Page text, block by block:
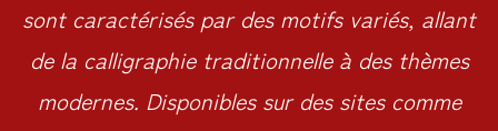
sont caractérisés par des motifs variés, allant
de la calligraphie traditionnelle à des thèmes
modernes. Disponibles sur des sites comme